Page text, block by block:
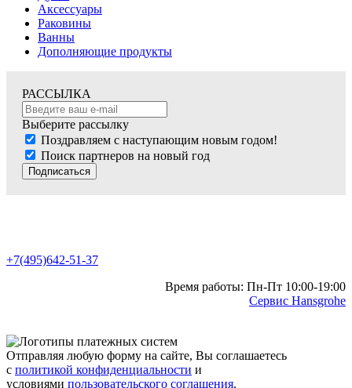
Аксессуары
Раковины
Ванны
Дополняющие продукты
РАССЫЛКА
Выберите рассылку
Поздравляем с наступающим новым годом!
Поиск партнеров на новый год
Подписаться
+7(495)642-51-37
Время работы: Пн-Пт 10:00-19:00
Сервис Hansgrohe
Отправляя любую форму на сайте, Вы соглашаетесь
с политикой конфиденциальности и
условиями пользовательского соглашения.